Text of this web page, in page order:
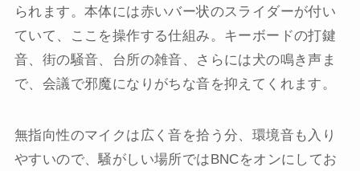
られます。本体には赤いバー状のスライダーが付い
ていて、ここを操作する仕組み。キーボードの打鍵
音、街の騒音、台所の雑音、さらには犬の鳴き声ま
で、会議で邪魔になりがちな音を抑えてくれます。
無指向性のマイクは広く音を拾う分、環境音も入り
やすいので、騒がしい場所ではBNCをオンにしてお